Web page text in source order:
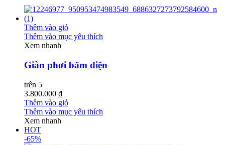
Thêm vào giỏ
Thêm vào mục yêu thích
Xem nhanh
Giàn phơi bấm điện
trên 5
3.800.000 ₫
Thêm vào giỏ
Thêm vào mục yêu thích
Xem nhanh
HOT
-65%